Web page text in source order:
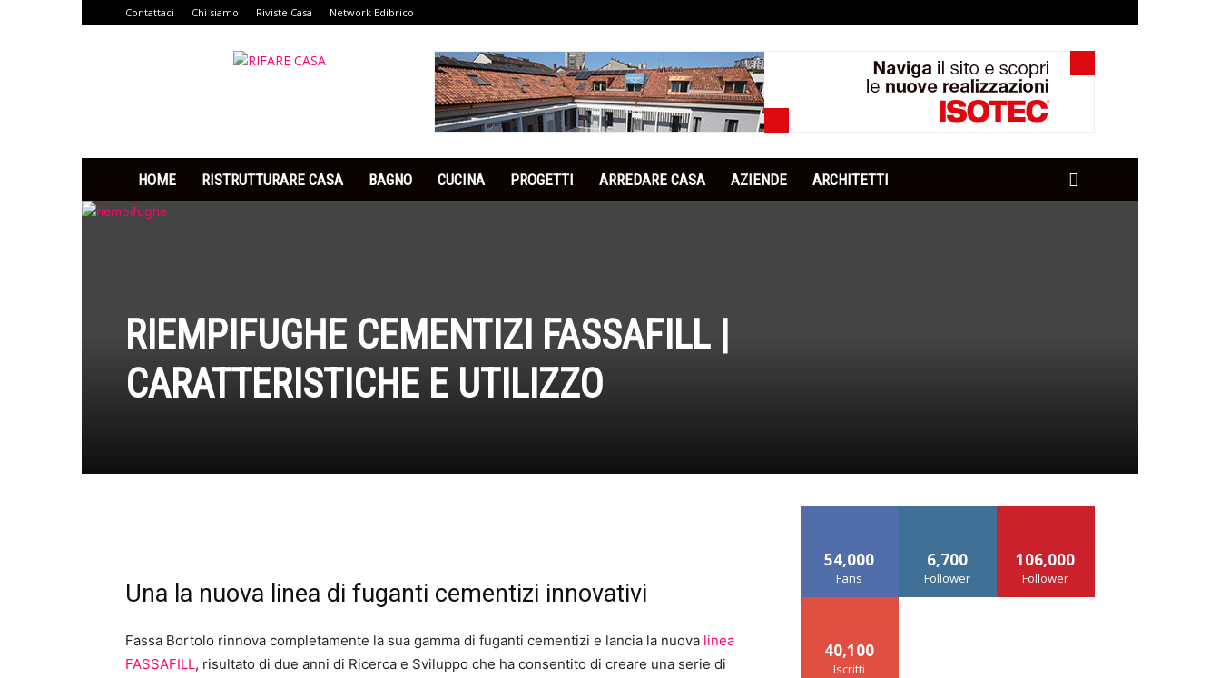
Contattaci Chi siamo Riviste Casa Network Edibrico
HOME RISTRUTTURARE CASA BAGNO CUCINA PROGETTI ARREDARE CASA AZIENDE ARCHITETTI
RIEMPIFUGHE CEMENTIZI FASSAFILL |
CARATTERISTICHE E UTILIZZO
Una la nuova linea di fuganti cementizi innovativi
Fassa Bortolo rinnova completamente la sua gamma di fuganti cementizi e lancia la nuova linea
FASSAFILL, risultato di due anni di Ricerca e Sviluppo che ha consentito di creare una serie di
54,000
Fans
6,700
Follower
106,000
Follower
40,100
Iscritti